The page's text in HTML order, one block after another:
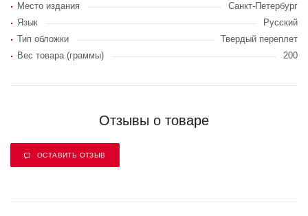
Место издания
Санкт-Петербург
Язык
Русский
Тип обложки
Твердый переплет
Вес товара (граммы)
200
Отзывы о товаре
ОСТАВИТЬ ОТЗЫВ